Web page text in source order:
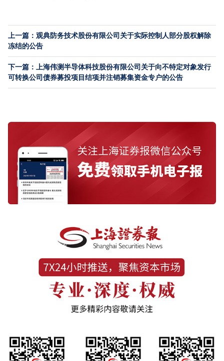
上一篇：观典防务技术股份有限公司关于实际控制人部分股权解除
冻结的公告
下一篇：上海伟测半导体科技股份有限公司关于向不特定对象发行
可转换公司债券募投项目结项并注销募集资金专户的公告